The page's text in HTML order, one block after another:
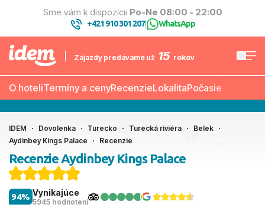
Sme vám k dispozícii Po-Ne 08:00 - 22:00
+421 910 301 207| WhatsApp
Zájazdy predávame už 15 rokov
O hoteliTermíny a cenyRecenzieLokalitaPočasie
IDEM Dovolenka Turecko Turecká riviéra
Belek
Aydinbey Kings Palace
Recenzie
Recenzie Aydinbey Kings Palace
Vynikajúce
5945 hodnotení
94%